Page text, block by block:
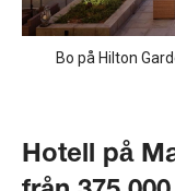
Bo på Hilton
Hotell på